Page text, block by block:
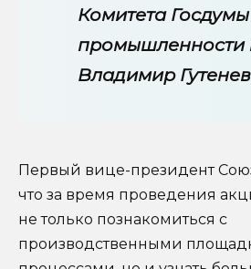
Комитета
промышленности
Владимир
Первый вице-президент
что за время проведения
не только познакомиться с
производственными